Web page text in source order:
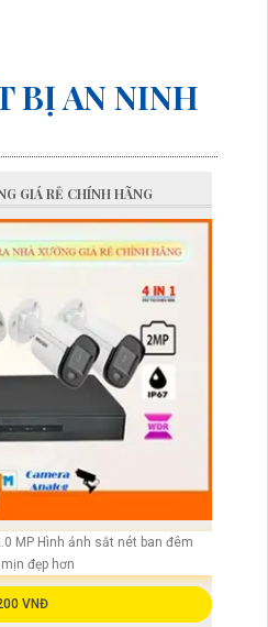
BỊ AN NINH
GIÁ RẺ CHÍNH HÃNG
MP Hình ảnh sắt nét ban đêm
đẹp hơn
VNĐ